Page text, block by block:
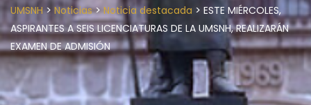
UMSNH> Noticias>Noticia destacada > ESTE MIÉRCOLES,
ASPIRANTES A SEIS LICENCIATURAS DE LA UMSNH, REALIZARÁN
EXAMEN DE ADMISIÓN